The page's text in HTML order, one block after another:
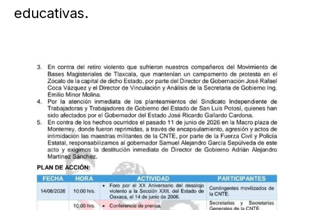
educativas.